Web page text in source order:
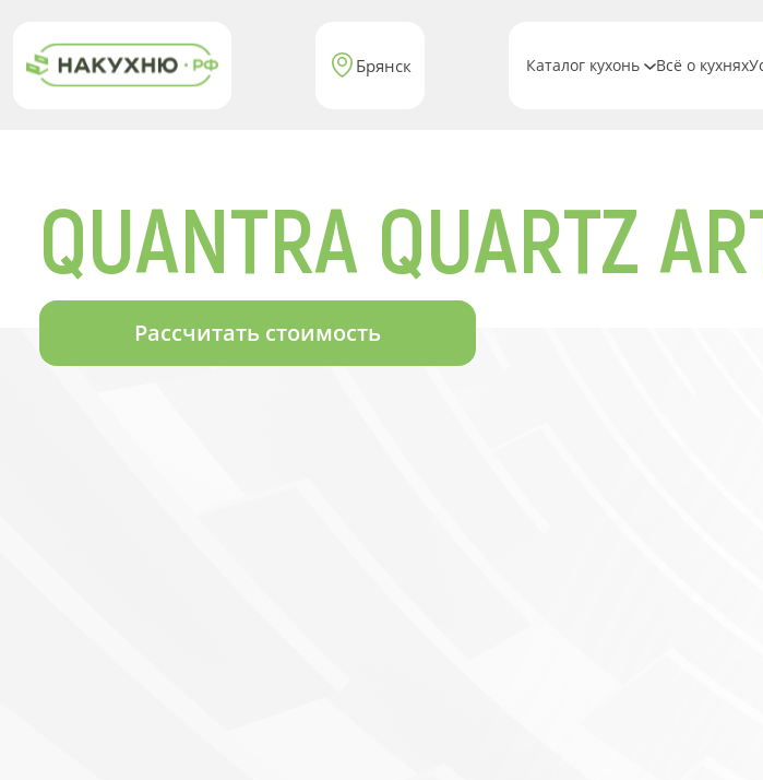
Брянск Каталог кухонь Всё о кухнях
QUANTRA QUARTZ
Рассчитать стоимость